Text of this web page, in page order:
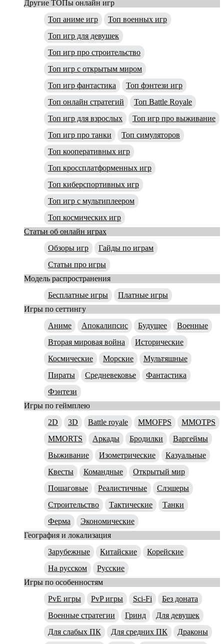
Другие ТОПы онлайн игр
Топ аниме игр
Топ военных игр
Топ игр для девушек
Топ игр про строительство
Топ игр с открытым миром
Топ игр фантастика
Топ фэнтези игр
Топ онлайн стратегий
Топ Battle Royale
Топ игр для взрослых
Топ игр про выживание
Топ игр про танки
Топ симуляторов
Топ кооперативных игр
Топ кроссплатформенных игр
Топ киберспортивных игр
Топ игр с мультиплеером
Топ космических игр
Статьи об онлайн играх
Обзоры игр
Гайды по играм
Статьи про игры
Модель распространения
Бесплатные игры
Платные игры
Игры по сеттингу
Аниме
Апокалипсис Будущее
Военные
Вторая мировая война
Исторические
Космические
Морские
Мультяшные
Пираты
Средневековье
Фантастика
Фэнтези
Игры по геймплею
2D
3D Battle royale MMOFPS
MMOTPS
MMORTS
Аркады Бродилки
Варгеймы
Выживание
Изометрические
Казуальные
Квесты
Командные
Открытый мир
Пошаговые
Реалистичные
Слэшеры
Строительство
Тактические
Танки
Ферма
Экономические
География и локализация
Зарубежные
Китайские
Корейские
На русском
Русские
Игры по особенностям
PvE игры
PvP игры Sci-Fi
Без доната
Военные стратегии
Гринд
Для девушек
Для слабых ПК
Для средних ПК Драконы